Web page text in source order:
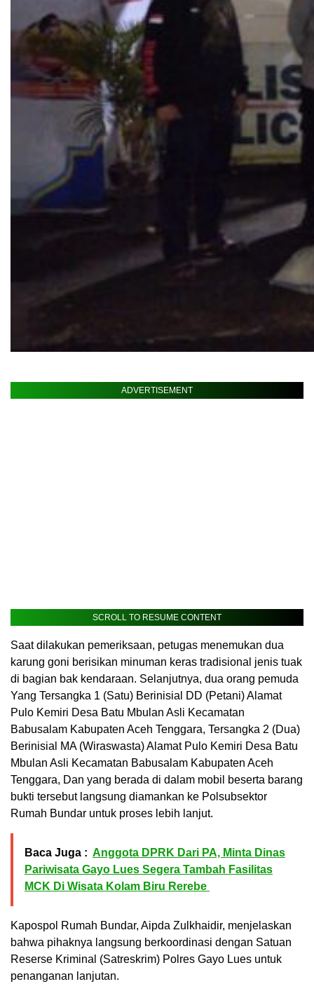
ADVERTISEMENT
SCROLL TO RESUME CONTENT
Saat dilakukan pemeriksaan, petugas menemukan dua
karung goni berisikan minuman keras tradisional jenis tuak
di bagian bak kendaraan. Selanjutnya, dua orang pemuda
Yang Tersangka 1 (Satu) Berinisial DD (Petani) Alamat
Pulo Kemiri Desa Batu Mbulan Asli Kecamatan
Babusalam Kabupaten Aceh Tenggara, Tersangka 2 (Dua)
Berinisial MA (Wiraswasta) Alamat Pulo Kemiri Desa Batu
Mbulan Asli Kecamatan Babusalam Kabupaten Aceh
Tenggara, Dan yang berada di dalam mobil beserta barang
bukti tersebut langsung diamankan ke Polsubsektor
Rumah Bundar untuk proses lebih lanjut.
Baca Juga : Anggota DPRK Dari PA, Minta Dinas
Pariwisata Gayo Lues Segera Tambah Fasilitas
MCK Di Wisata Kolam Biru Rerebe
Kapospol Rumah Bundar, Aipda Zulkhaidir, menjelaskan
bahwa pihaknya langsung berkoordinasi dengan Satuan
Reserse Kriminal (Satreskrim) Polres Gayo Lues untuk
penanganan lanjutan.